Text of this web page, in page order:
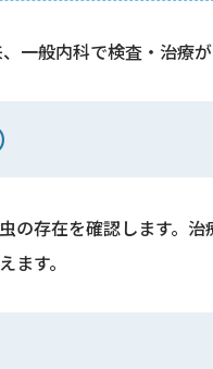
般内科で検査・治療
の存在を確認します。
す。